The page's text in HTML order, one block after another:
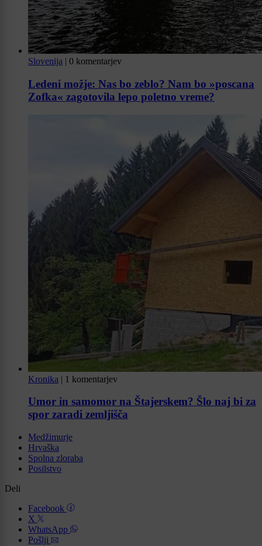
Slovenija | 0 komentarjev
Ledeni možje: Nas bo zeblo? Nam bo »poscana
Zofka« zagotovila lepo poletno vreme?
Kronika | 1 komentarjev
Umor in samomor na Štajerskem? Šlo naj bi za
spor zaradi zemljišča
Medžimurje
Hrvaška
Spolna zloraba
Posilstvo
Deli
Facebook
X
WhatsApp
Pošlji